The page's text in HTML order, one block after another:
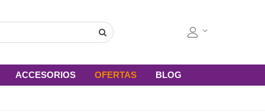
ACCESORIOS OFERTAS BLOG